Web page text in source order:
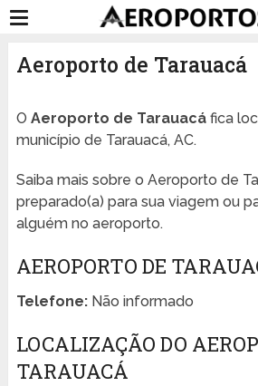
Aeroporto de Tarauacá
O Aeroporto de Tarauacáfica
município de Tarauacá, AC.
Saiba mais sobre o Aeroporto de
preparado(a) para sua viagem ou
alguém no aeroporto.
AEROPORTO DE
Telefone:Não informado
LOCALIZAÇÃO DO
TARAUACÁ